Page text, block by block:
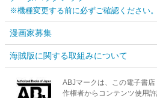
※機種変更する前に必ずご確認ください。
漫画家募集
海賊版に関する取組みについて
ABJマークは、この電子書
作権者からコンテンツ使用